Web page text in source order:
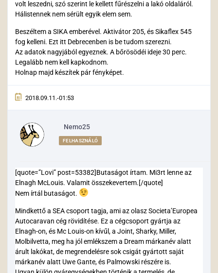
volt leszedni, szó szerint le kellett fűrészelni a lakó oldaláról.
Hálistennek nem sérült egyik elem sem.
Beszéltem a SIKA emberével. Aktivátor 205, és Sikaflex 545
fog kelleni. Ezt itt Debrecenben is be tudom szerezni.
Az adatok nagyjából egyeznek. A bőrösödéi ideje 30 perc.
Legalább nem kell kapkodnom.
Holnap majd készítek pár fényképet.
2018.09.11.-01:53
Nemo25
FELHASZNÁLÓ
[quote=”Lovi” post=53382]Butaságot írtam. Mi3rt lenne az
Elnagh McLouis. Valamit összekevertem.[/quote]
Nem írtál butaságot.
Mindkettő a SEA csoport tagja, ami az olasz Societa’Europea
Autocaravan cég rövidítése. Ez a cégcsoport gyártja az
Elnagh-on, és Mc Louis-on kívűl, a Joint, Sharky, Miller,
Molbilvetta, meg ha jól emlékszem a Dream márkanév alatt
árult lakókat, de megrendelésre sok csigát gyártott saját
márkanév alatt Uwe Gante, és Palmowski részére is.